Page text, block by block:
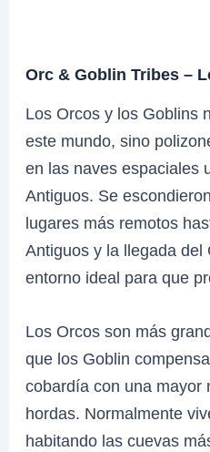
Orc & Goblin Tribes –
Los Orcos y los Goblins
este mundo, sino
en las naves espaciales
Antiguos. Se
lugares más remotos
Antiguos y la llegada del
entorno ideal para que
Los Orcos son más
que los Goblin
cobardía con una mayor
hordas. Normalmente
habitando las cuevas